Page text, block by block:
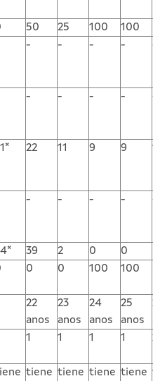
50 25 100 100
- - - -
- - - -
22 11 9 9
- - - -
39 2 0 0
0 0 100 100
22
anos
23
anos
24
anos
25
anos
1 1 1 1
tiene tiene tiene tiene